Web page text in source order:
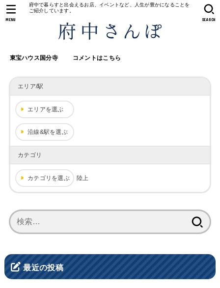
府中で暮らすと出会えるお店、イベントなど、人生が豊かになることを
ご紹介しています。
東宝ハウス国分寺 コメントはこちら
SEARCH
MENU
エリア/駅
エリアを選ぶ
沿線&駅を選ぶ
カテゴリ
カテゴリを選ぶ 陸上
索:
最近の投稿